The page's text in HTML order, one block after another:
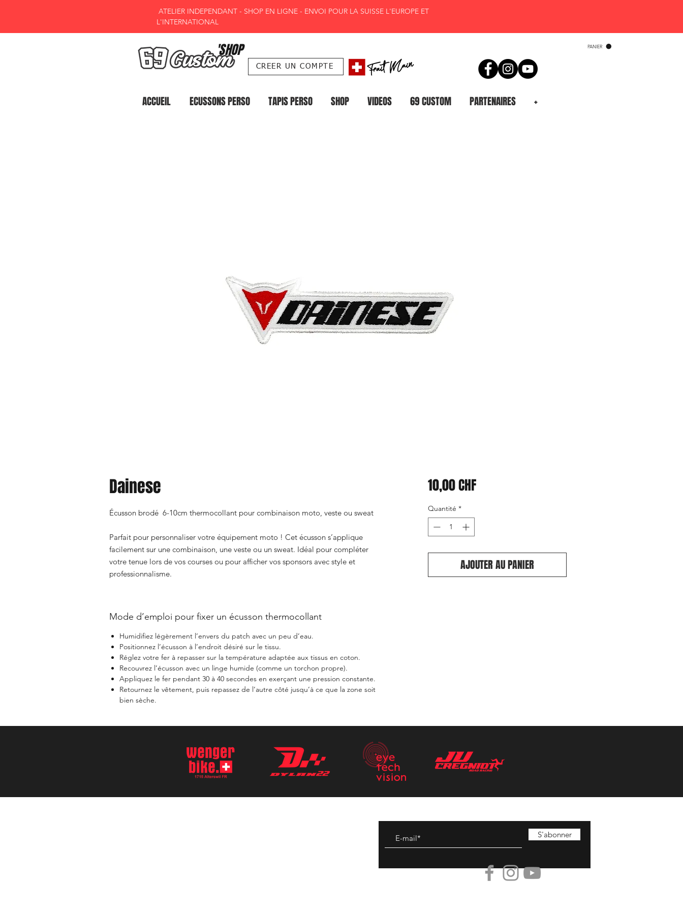
PANIER
ATELIER INDEPENDANT - SHOP EN LIGNE - ENVOI POUR LA SUISSE L'EUROPE ET
L'INTERNATIONAL
'SHOP
CREER UN COMPTE
ACCUEIL ECUSSONS PERSO TAPIS PERSO SHOP VIDEOS 69 CUSTOM PARTENAIRES +
Dainese
Écusson brodé 6-10cm thermocollant pour combinaison moto, veste ou sweat
Parfait pour personnaliser votre équipement moto ! Cet écusson s’applique
facilement sur une combinaison, une veste ou un sweat. Idéal pour compléter
votre tenue lors de vos courses ou pour afficher vos sponsors avec style et
professionnalisme.
Mode d’emploi pour fixer un écusson thermocollant
Humidifiez légèrement l’envers du patch avec un peu d’eau.
Positionnez l’écusson à l’endroit désiré sur le tissu.
Réglez votre fer à repasser sur la température adaptée aux tissus en coton.
Recouvrez l’écusson avec un linge humide (comme un torchon propre).
Appliquez le fer pendant 30 à 40 secondes en exerçant une pression constante.
Retournez le vêtement, puis repassez de l’autre côté jusqu’à ce que la zone soit
bien sèche.
10,00 CHFPrix
Quantité *
AJOUTER AU PANIER
S'abonner